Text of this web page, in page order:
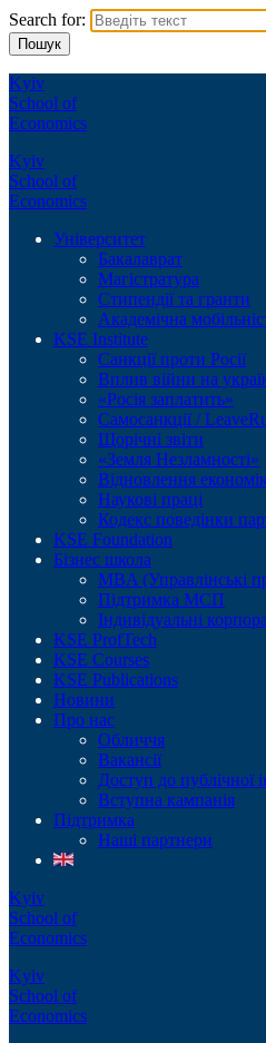
Search for:
Kyiv
School of
Economics
Kyiv
School of
Economics
Університет
Бакалаврат
Магістратура
Стипендії та гранти
Академічна
KSE Institute
Санкції проти Росії
Вплив війни на
«Росія заплатить»
Самосанкції /
Щорічні звіти
«Земля Незламності»
Відновлення
Наукові праці
Кодекс поведінки
KSE Foundation
Бізнес школа
MBA (Управлінські
Підтримка МСП
Індивідуальні
KSE ProfTech
KSE Courses
KSE Publications
Новини
Про нас
Обличчя
Вакансії
Доступ до публічної
Вступна кампанія
Підтримка
Наші партнери
Kyiv
School of
Economics
Kyiv
School of
Economics